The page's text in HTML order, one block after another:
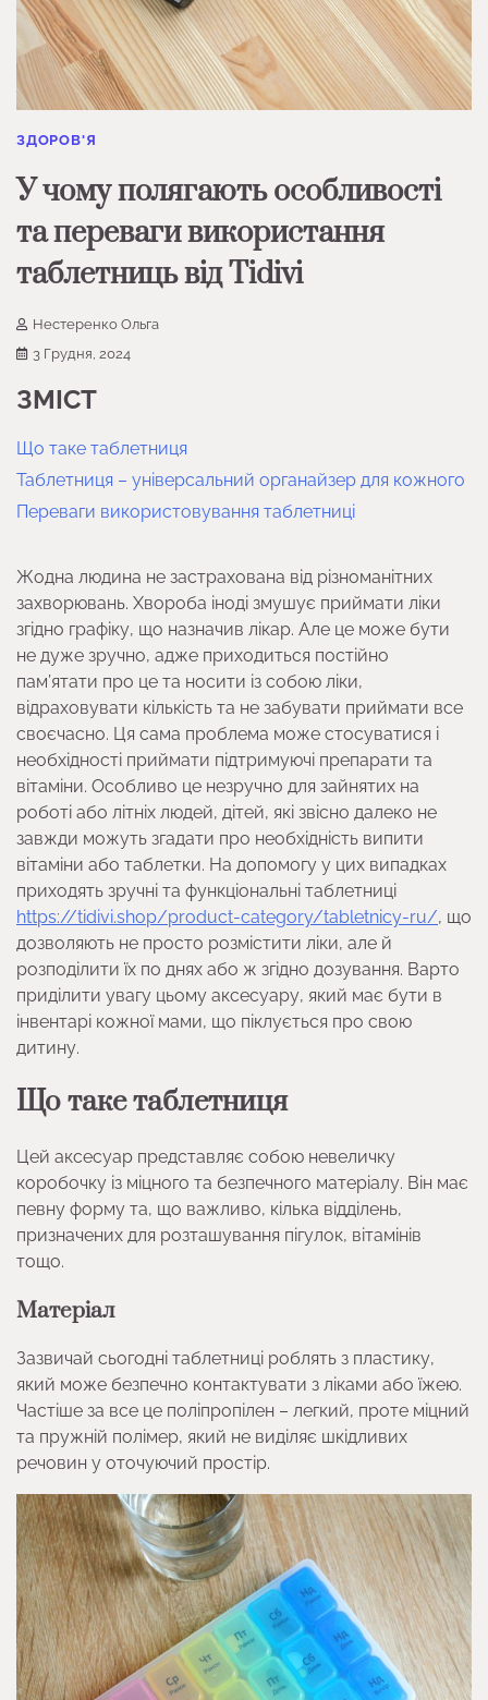
ЗДОРОВ'Я
У чому полягають особливості
та переваги використання
таблетниць від Tidivi
Нестеренко Ольга
3 Грудня, 2024
ЗМІСТ
Що таке таблетниця
Таблетниця – універсальний органайзер для кожного
Переваги використовування таблетниці
Жодна людина не застрахована від різноманітних
захворювань. Хвороба іноді змушує приймати ліки
згідно графіку, що назначив лікар. Але це може бути
не дуже зручно, адже приходиться постійно
пам’ятати про це та носити із собою ліки,
відраховувати кількість та не забувати приймати все
своєчасно. Ця сама проблема може стосуватися і
необхідності приймати підтримуючі препарати та
вітаміни. Особливо це незручно для зайнятих на
роботі або літніх людей, дітей, які звісно далеко не
завжди можуть згадати про необхідність випити
вітаміни або таблетки. На допомогу у цих випадках
приходять зручні та функціональні таблетниці
https://tidivi.shop/product-category/tabletnicy-ru/, що
дозволяють не просто розмістити ліки, але й
розподілити їх по днях або ж згідно дозування. Варто
приділити увагу цьому аксесуару, який має бути в
інвентарі кожної мами, що піклується про свою
дитину.
Що таке таблетниця
Цей аксесуар представляє собою невеличку
коробочку із міцного та безпечного матеріалу. Він має
певну форму та, що важливо, кілька відділень,
призначених для розташування пігулок, вітамінів
тощо.
Матеріал
Зазвичай сьогодні таблетниці роблять з пластику,
який може безпечно контактувати з ліками або їжею.
Частіше за все це поліпропілен – легкий, проте міцний
та пружній полімер, який не виділяє шкідливих
речовин у оточуючий простір.